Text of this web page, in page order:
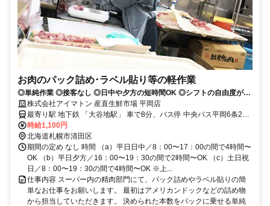
お肉のパック詰め･ラベル貼り等の軽作業
◎単純作業 ◎接客なし ◎日中や夕方の短時間OK ◎シフトの自由度が高
い！株式会社アイマトン 産直生鮮市場 平岡店
最寄り駅 地下鉄 「大谷地駅」 車で8分、バス停 中央バス平岡6条2丁
目 徒歩5分
時給1,100円
北海道札幌市清田区
期間の定め なし 時間 （a）平日日中／8：00〜17：00の間で4時間〜
OK （b）平日夕方／16：00〜19：30の間で2時間〜OK （c）土日祝
日／8：00〜19：30の間で4時間〜OK ※上...
仕事内容 スーパー内の精肉部門にて、パック詰めやラベル貼りの簡
単なお仕事をお願いします。 最初はアメリカンドックなどの詰め物
から担当していただきます。 決められた本数をパックに乗せる単純